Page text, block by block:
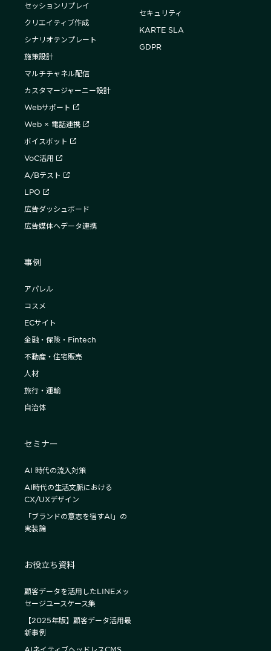
セッションリプレイ
クリエイティブ作成
シナリオテンプレート
施策設計
マルチチャネル配信
カスタマージャーニー設計
Webサポート
Web × 電話連携
ボイスボット
VoC活用
A/Bテスト
LPO
広告ダッシュボード
広告媒体へデータ連携
事例
アパレル
コスメ
ECサイト
金融・保険・Fintech
不動産・住宅販売
人材
旅行・運輸
自治体
セミナー
AI 時代の流入対策
AI時代の生活文脈における
CX/UXデザイン
「ブランドの意志を宿すAI」の
実装論
お役立ち資料
顧客データを活用したLINEメッ
セージユースケース集
【2025年版】顧客データ活用最
新事例
セキュリティ
KARTE SLA
GDPR